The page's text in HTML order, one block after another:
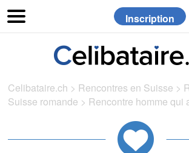
Inscription
Celibataire.ch > Rencontres en Suisse >
Suisse romande > Rencontre homme qui